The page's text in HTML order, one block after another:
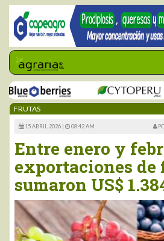
FRUTAS
15 ABRIL 2026 | 08:42 AM
Entre enero y
exportaciones de
sumaron US$